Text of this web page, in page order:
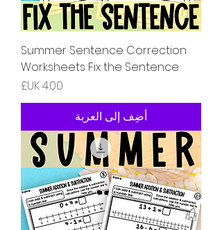
Summer Sentence Correction
Worksheets Fix the Sentence
السعر
أضِف إلى العربة